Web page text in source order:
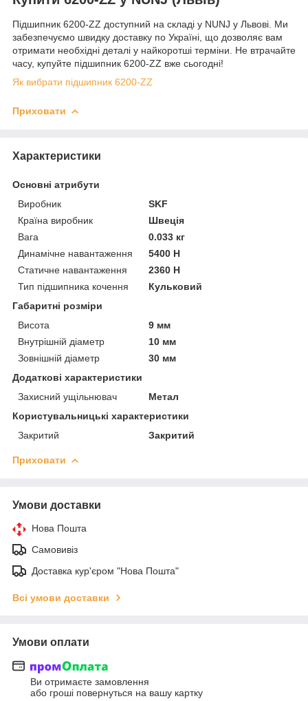
Підшипник 6200-ZZ доступний на складі у NUNJ у Львові. Ми
забезпечуємо швидку доставку по Україні, що дозволяє вам
отримати необхідні деталі у найкоротші терміни. Не втрачайте
часу, купуйте підшипник 6200-ZZ вже сьогодні!
Як вибрати підшипник 6200-ZZ
Приховати
Характеристики
Основні атрибути
Виробник
SKF
Країна виробник
Швеція
Вага
0.033 кг
Динамічне навантаження
5400 Н
Статичне навантаження
2360 Н
Тип підшипника кочення
Кульковий
Габаритні розміри
Висота
9 мм
Внутрішній діаметр
10 мм
Зовнішній діаметр
30 мм
Додаткові характеристики
Захисний ущільнювач
Метал
Користувальницькі характеристики
Закритий
Закритий
Приховати
Умови доставки
Нова Пошта
Самовивіз
Доставка кур'єром "Нова Пошта"
Всі умови доставки
Умови оплати
Ви отримаєте замовлення
або гроші повернуться на вашу картку